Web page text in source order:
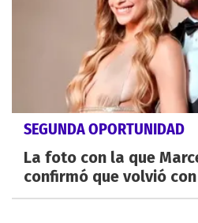
SEGUNDA OPORTUNIDAD
La foto con la que
confirmó que volvió